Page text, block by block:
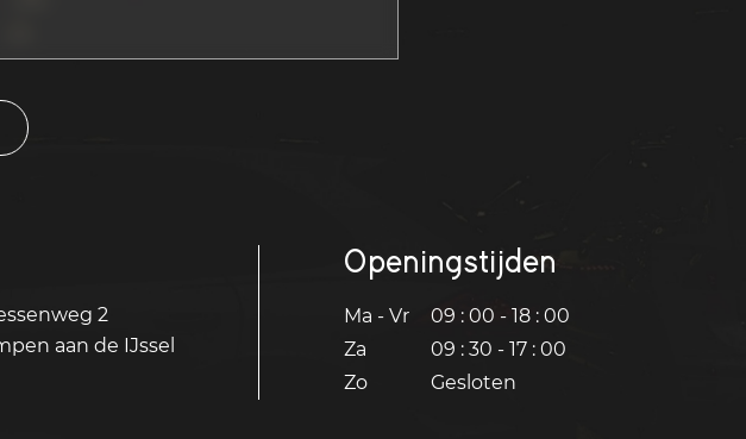
2
aan de IJssel
Openingstijden
Ma - Vr
09 : 00 - 18 : 00
Za
09 : 30 - 17 : 00
Zo
Gesloten